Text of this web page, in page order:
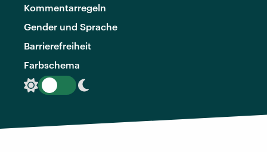
Kommentarregeln
Gender und Sprache
Barrierefreiheit
Farbschema